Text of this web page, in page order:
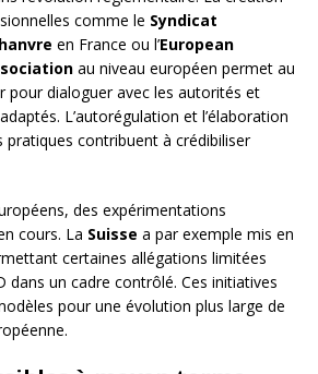
comme le Syndicat
en France ou l’European
au niveau européen permet au
pour dialoguer avec les autorités et
L’autorégulation et l’élaboration
pratiques contribuent à crédibiliser
des expérimentations
cours. La Suisse a par exemple mis en
certaines allégations limitées
dans un cadre contrôlé. Ces initiatives
pour une évolution plus large de